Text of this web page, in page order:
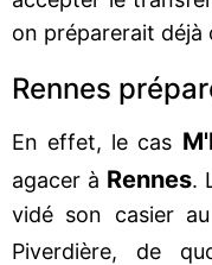
on préparerait déjà
Rennes
En effet, le cas
agacer à Rennes.
vidé son casier
Piverdière, de